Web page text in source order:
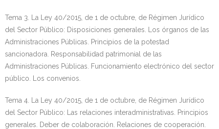
Tema 3. La Ley 40/2015, de 1 de octubre, de Régimen Jurídico
del Sector Público: Disposiciones generales. Los órganos de las
Administraciones Públicas. Principios de la potestad
sancionadora. Responsabilidad patrimonial de las
Administraciones Públicas. Funcionamiento electrónico del sector
público. Los convenios.
Tema 4. La Ley 40/2015, de 1 de octubre, de Régimen Jurídico
del Sector Público: Las relaciones interadministrativas. Principios
generales. Deber de colaboración. Relaciones de cooperación.